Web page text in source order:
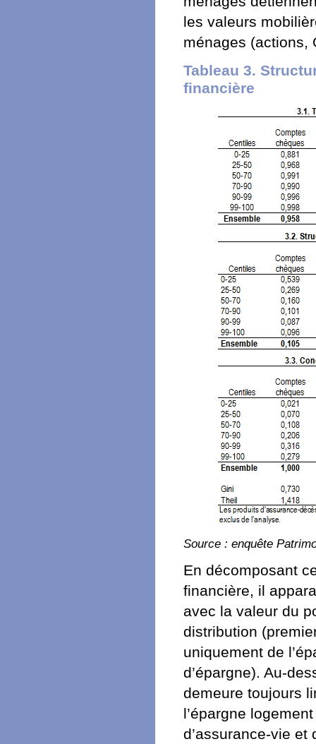
les valeurs
ménages (actions,
Tableau 3.
financière
Source : enquête
En décomposant
financière, il
avec la valeur du
distribution
uniquement de
d’épargne). Au-
demeure toujours
l’épargne
d’assurance-vie et